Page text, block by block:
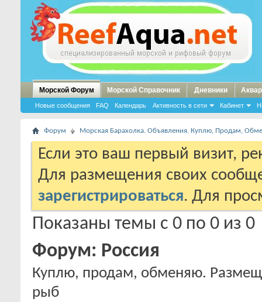
Морской Форум
Новые сообщения FAQ Календарь Активность в сети Кабинет
Морской Справочник Дневники
Форум Морская Барахолка. Объявления. Куплю, Продам,
Если это ваш первый визит,
Для размещения своих
зарегистрироваться. Для
Показаны темы с 0 по 0 из 0
Форум: Россия
Куплю, продам, обменяю.
рыб